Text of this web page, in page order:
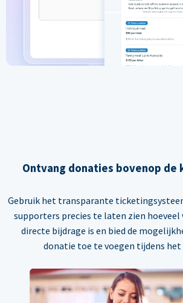
Ontvang donaties bovenop de
Gebruik het transparante
supporters precies te laten zien hoeveel
directe bijdrage is en bied de
donatie toe te voegen tijdens het